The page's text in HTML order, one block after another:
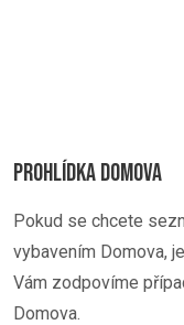
PROHLÍDKA DOMOVA
Pokud se chcete
vybavením Domova,
Vám zodpovíme
Domova.